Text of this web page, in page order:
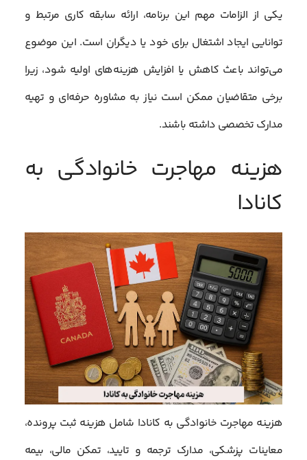
یکی از الزامات مهم این برنامه، ارائه سابقه کاری مرتبط و
توانایی ایجاد اشتغال برای خود یا دیگران است. این موضوع
می‌تواند باعث کاهش یا افزایش هزینه‌های اولیه شود، زیرا
برخی متقاضیان ممکن است نیاز به مشاوره حرفه‌ای و تهیه
مدارک تخصصی داشته باشند.
هزینه مهاجرت خانوادگی به
کانادا
هزینه مهاجرت خانوادگی به کانادا شامل هزینه ثبت پرونده،
معاینات پزشکی، مدارک ترجمه و تایید، تمکن مالی، بیمه